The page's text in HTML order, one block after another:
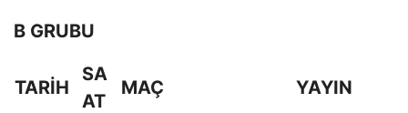
B GRUBU
TARİH
SA
AT
MAÇ
YAYIN